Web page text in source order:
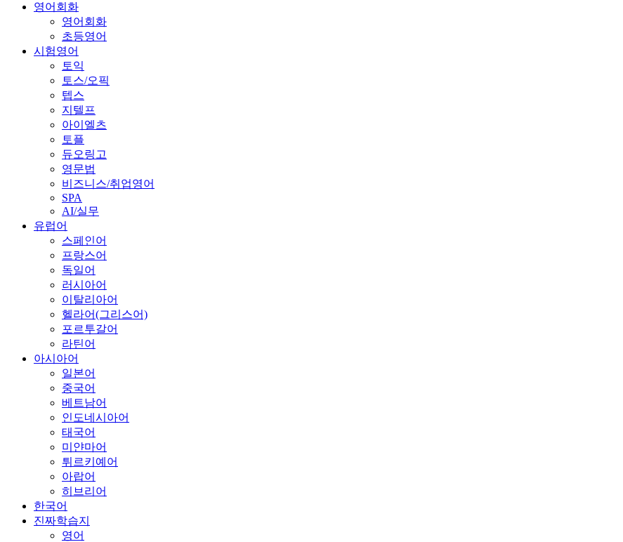
영어회화
영어회화
초등영어
시험영어
토익
토스/오픽
텝스
지텔프
아이엘츠
토플
듀오링고
영문법
비즈니스/취업영어
SPA
AI/실무
유럽어
스페인어
프랑스어
독일어
러시아어
이탈리아어
헬라어(그리스어)
포르투갈어
라틴어
아시아어
일본어
중국어
베트남어
인도네시아어
태국어
미얀마어
튀르키예어
아랍어
히브리어
한국어
진짜학습지
영어